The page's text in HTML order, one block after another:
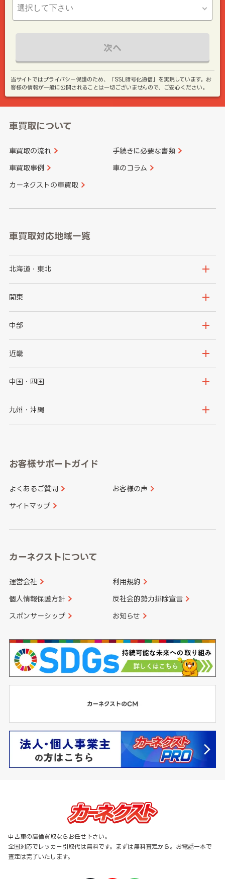
次へ
当サイトではプライバシー保護のため、「SSL暗号化通信」を実現しています。お
客様の情報が一般に公開されることは一切ございませんので、ご安心ください。
車買取について
車買取の流れ 手続きに必要な書類
車買取事例 車のコラム
カーネクストの車買取
車買取対応地域一覧
北海道・東北
北海道
岩手県
秋田県
関東
茨城県
群馬県
千葉県
中部
新潟県
石川県
山梨県
愛知県
近畿
大阪府
京都府
和歌山県
中国・四国
鳥取県
山口県
香川県 愛媛県
九州・沖縄
長崎県
大分県 宮崎県
お客様サポートガイド
よくあるご質問 お客様の声
サイトマップ
カーネクストについて
運営会社 利用規約
個人情報保護方針 反社会的勢力排除宣言
スポンサーシップ お知らせ
中古車の高価買取ならお任せ下さい。
全国対応でレッカー引取代は無料です。まずは無料査定から。お電話一本で
査定は完了いたします。